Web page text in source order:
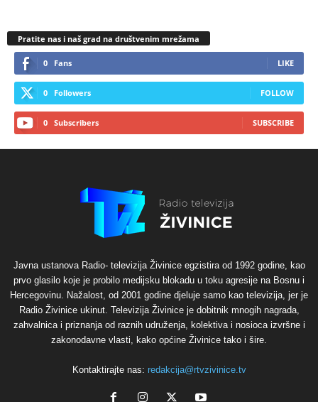
Pratite nas i naš grad na društvenim mrežama
0 Fans LIKE
0 Followers FOLLOW
0 Subscribers SUBSCRIBE
Javna ustanova Radio- televizija Živinice egzistira od 1992 godine, kao
prvo glasilo koje je probilo medijsku blokadu u toku agresije na Bosnu i
Hercegovinu. Nažalost, od 2001 godine djeluje samo kao televizija, jer je
Radio Živinice ukinut. Televizija Živinice je dobitnik mnogih nagrada,
zahvalnica i priznanja od raznih udruženja, kolektiva i nosioca izvršne i
zakonodavne vlasti, kako općine Živinice tako i šire.
Kontaktirajte nas: redakcija@rtvzivinice.tv